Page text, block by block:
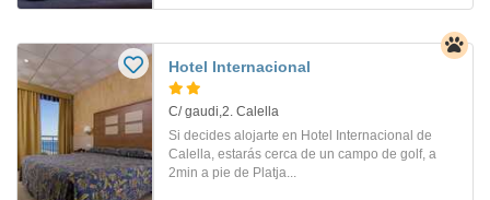
Hotel Internacional
C/ gaudi,2. Calella
Si decides alojarte en Hotel Internacional de
Calella, estarás cerca de un campo de golf, a
2min a pie de Platja...